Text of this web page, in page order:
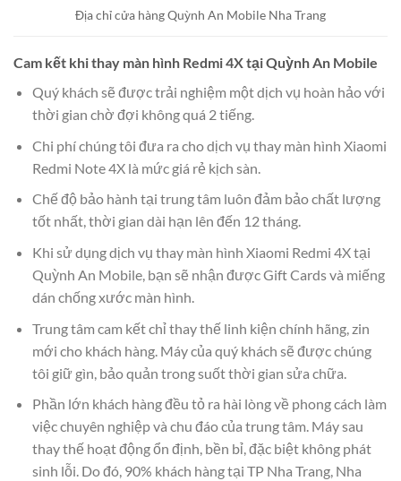
Địa chỉ cửa hàng Quỳnh An Mobile Nha Trang
Cam kết khi thay màn hình Redmi 4X tại Quỳnh An Mobile
Quý khách sẽ được trải nghiệm một dịch vụ hoàn hảo với
thời gian chờ đợi không quá 2 tiếng.
Chi phí chúng tôi đưa ra cho dịch vụ thay màn hình Xiaomi
Redmi Note 4X là mức giá rẻ kịch sàn.
Chế độ bảo hành tại trung tâm luôn đảm bảo chất lượng
tốt nhất, thời gian dài hạn lên đến 12 tháng.
Khi sử dụng dịch vụ thay màn hình Xiaomi Redmi 4X tại
Quỳnh An Mobile, bạn sẽ nhận được Gift Cards và miếng
dán chống xước màn hình.
Trung tâm cam kết chỉ thay thế linh kiện chính hãng, zin
mới cho khách hàng. Máy của quý khách sẽ được chúng
tôi giữ gìn, bảo quản trong suốt thời gian sửa chữa.
Phần lớn khách hàng đều tỏ ra hài lòng về phong cách làm
việc chuyên nghiệp và chu đáo của trung tâm. Máy sau
thay thế hoạt động ổn định, bền bỉ, đặc biệt không phát
sinh lỗi. Do đó, 90% khách hàng tại TP Nha Trang, Nha